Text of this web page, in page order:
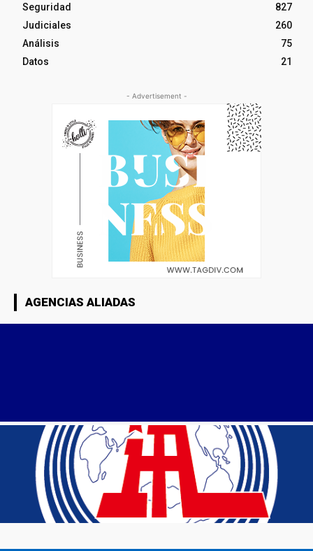
Seguridad
827
Judiciales
260
Análisis
75
Datos
21
- Advertisement -
AGENCIAS ALIADAS